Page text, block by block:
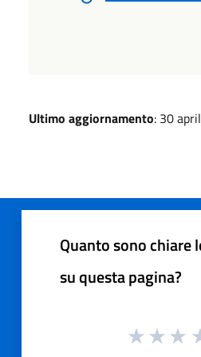
Ultimo aggiornamento: 30
Quanto sono chiare
su questa pagina?